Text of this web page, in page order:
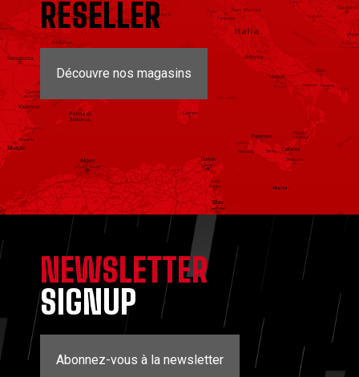
RESELLER
Découvre nos magasins
NEWSLETTER
SIGNUP
Abonnez-vous à la newsletter